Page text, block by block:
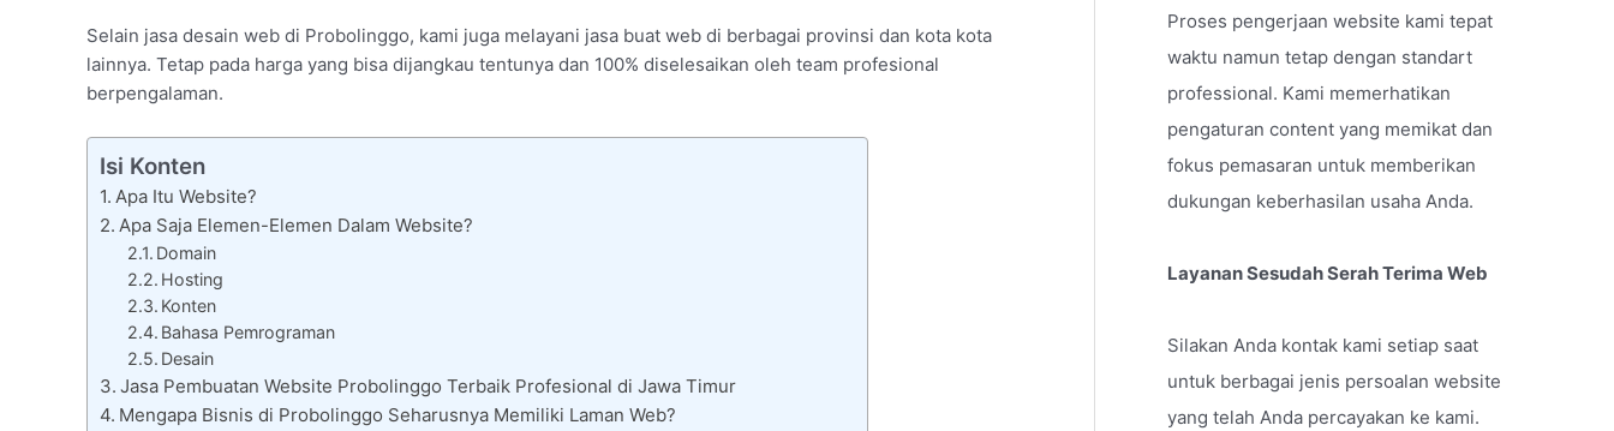
Selain jasa desain web di Probolinggo, kami juga melayani jasa buat web di berbagai provinsi dan kota kota
lainnya. Tetap pada harga yang bisa dijangkau tentunya dan 100% diselesaikan oleh team profesional
berpengalaman.
Isi Konten
Apa Itu Website?
Apa Saja Elemen-Elemen Dalam Website?
Domain
Hosting
Konten
Bahasa Pemrograman
Desain
Jasa Pembuatan Website Probolinggo Terbaik Profesional di Jawa Timur
Mengapa Bisnis di Probolinggo Seharusnya Memiliki Laman Web?
Proses pengerjaan website kami tepat
waktu namun tetap dengan standart
professional. Kami memerhatikan
pengaturan content yang memikat dan
fokus pemasaran untuk memberikan
dukungan keberhasilan usaha Anda.
Layanan Sesudah Serah Terima Web
Silakan Anda kontak kami setiap saat
untuk berbagai jenis persoalan website
yang telah Anda percayakan ke kami.